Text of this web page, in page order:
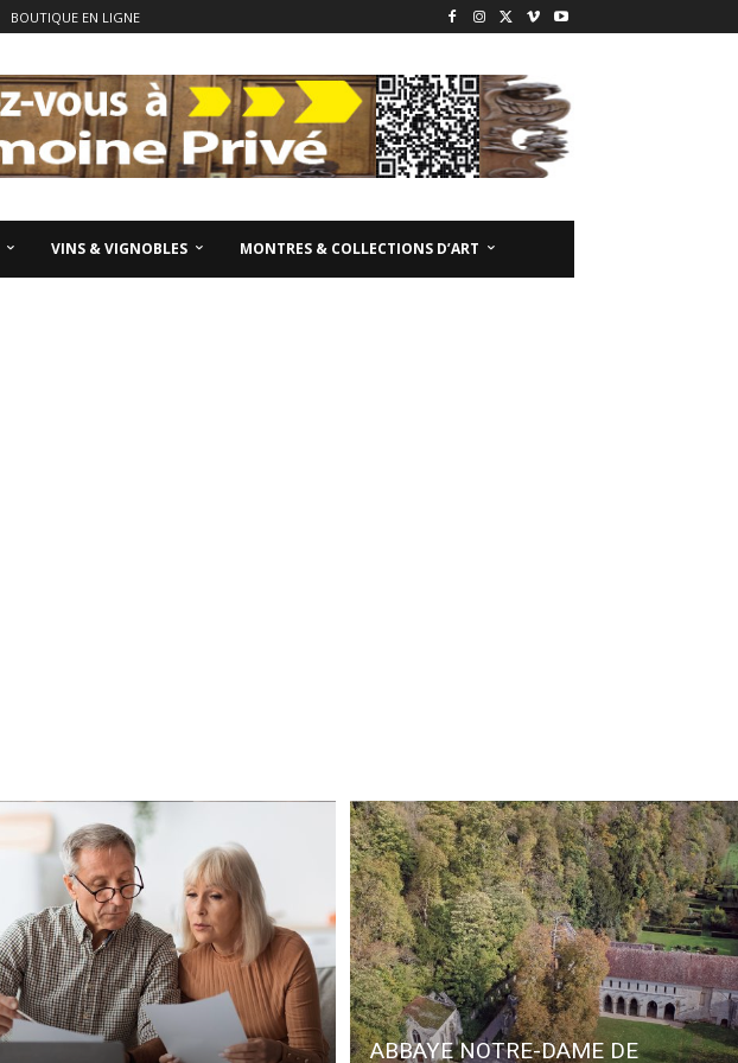
BOUTIQUE EN LIGNE
VINS & VIGNOBLES MONTRES & COLLECTIONS D’ART
ABBAYE NOTRE-DAME DE